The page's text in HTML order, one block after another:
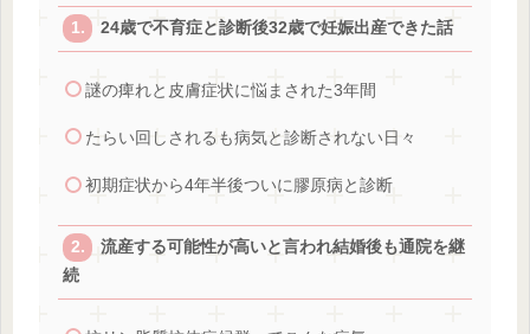
24歳で不育症と診断後32歳で妊娠出産できた話
謎の痺れと皮膚症状に悩まされた3年間
たらい回しされるも病気と診断されない日々
初期症状から4年半後ついに膠原病と診断
流産する可能性が高いと言われ結婚後も通院を継
続